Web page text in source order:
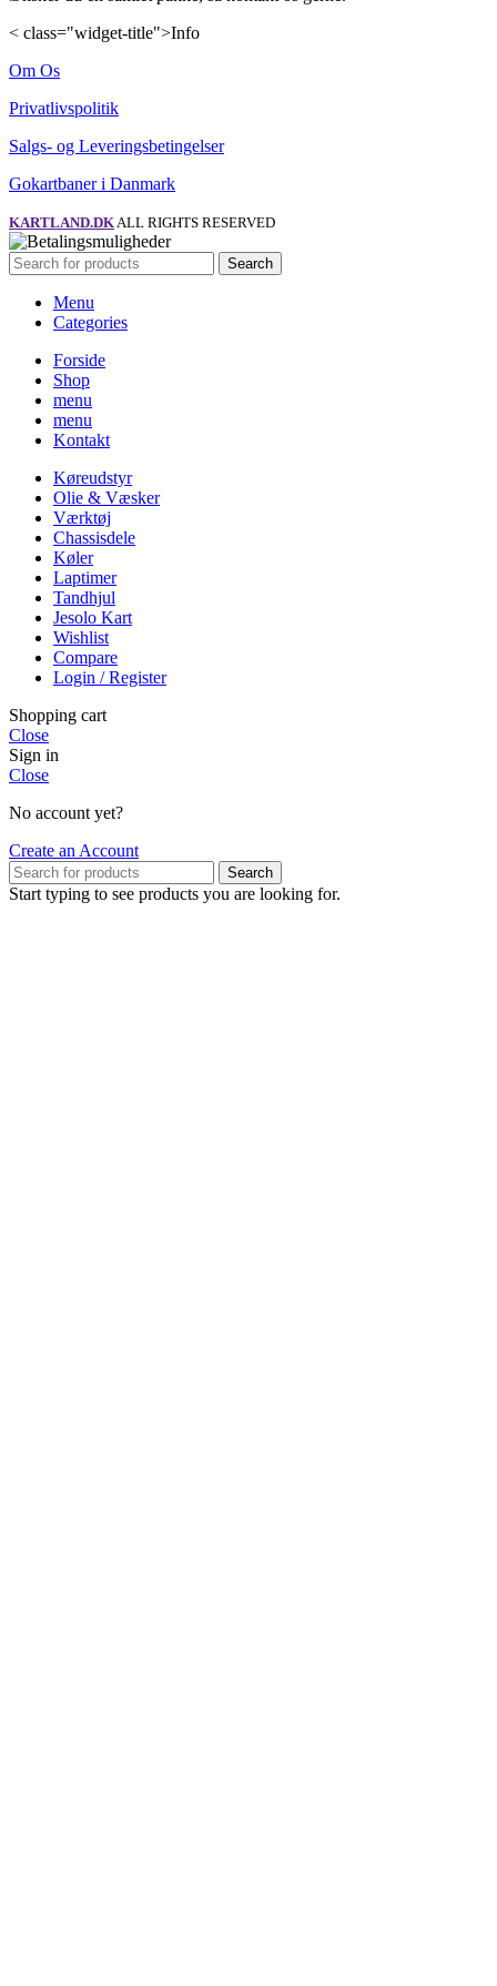
< class="widget-title">Info
Om Os
Privatlivspolitik
Salgs- og Leveringsbetingelser
Gokartbaner i Danmark
KARTLAND.DKALL RIGHTS RESERVED
Search
Menu
Categories
Forside
Shop
menu
menu
Kontakt
Køreudstyr
Olie & Væsker
Værktøj
Chassisdele
Køler
Laptimer
Tandhjul
Jesolo Kart
Wishlist
Compare
Login / Register
Shopping cart
Close
Sign in
Close
No account yet?
Create an Account
Search
Start typing to see products you are looking for.